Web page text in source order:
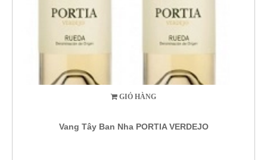
GIỎ HÀNG
Vang Tây Ban Nha PORTIA VERDEJO